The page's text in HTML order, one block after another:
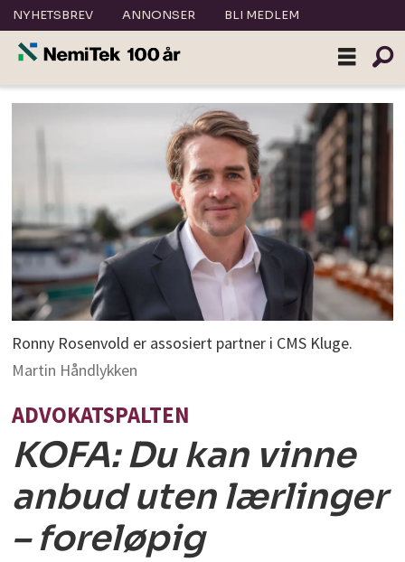
NYHETSBREV ANNONSER BLI MEDLEM
Ronny Rosenvold er assosiert partner i CMS Kluge.
Martin Håndlykken
ADVOKATSPALTEN
KOFA: Du kan vinne
anbud uten lærlinger
– foreløpig